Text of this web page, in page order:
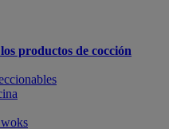
productos de cocción
woks